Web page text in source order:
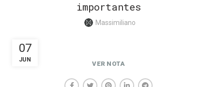
importantes
Massimiliano
07
JUN
VER NOTA